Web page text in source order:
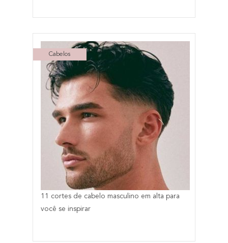
Cabelos
11 cortes de cabelo masculino em alta para
você se inspirar